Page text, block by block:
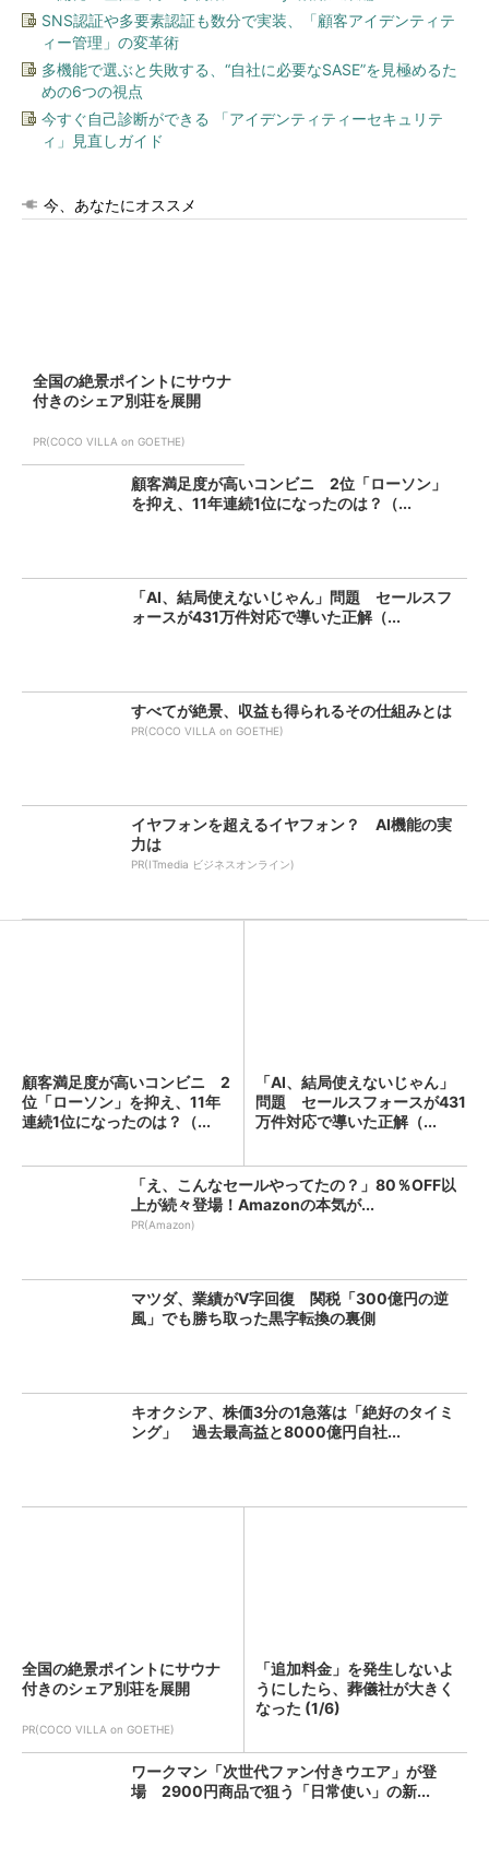
SNS認証や多要素認証も数分で実装、「顧客アイデンティテ
ィー管理」の変革術
多機能で選ぶと失敗する、“自社に必要なSASE”を見極めるた
めの6つの視点
今すぐ自己診断ができる 「アイデンティティーセキュリテ
ィ」見直しガイド
今、あなたにオススメ
全国の絶景ポイントにサウナ
付きのシェア別荘を展開
PR(COCO VILLA on GOETHE)
顧客満足度が高いコンビニ 2位「ローソン」
を抑え、11年連続1位になったのは？（...
「AI、結局使えないじゃん」問題 セールスフ
ォースが431万件対応で導いた正解（...
すべてが絶景、収益も得られるその仕組みとは
PR(COCO VILLA on GOETHE)
イヤフォンを超えるイヤフォン？ AI機能の実
力は
PR(ITmedia ビジネスオンライン)
顧客満足度が高いコンビニ 2
位「ローソン」を抑え、11年
連続1位になったのは？（...
「AI、結局使えないじゃん」
問題 セールスフォースが431
万件対応で導いた正解（...
「え、こんなセールやってたの？」80％OFF以
上が続々登場！Amazonの本気が...
PR(Amazon)
マツダ、業績がV字回復 関税「300億円の逆
風」でも勝ち取った黒字転換の裏側
キオクシア、株価3分の1急落は「絶好のタイミ
ング」 過去最高益と8000億円自社...
全国の絶景ポイントにサウナ
付きのシェア別荘を展開
PR(COCO VILLA on GOETHE)
「追加料金」を発生しないよ
うにしたら、葬儀社が大きく
なった (1/6)
ワークマン「次世代ファン付きウエア」が登
場 2900円商品で狙う「日常使い」の新...